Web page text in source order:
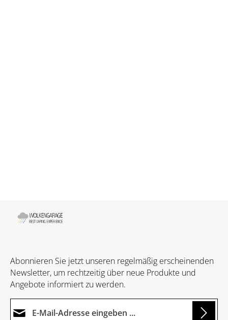
Abonnieren Sie jetzt unseren regelmäßig erscheinenden
Newsletter, um rechtzeitig über neue Produkte und
Angebote informiert zu werden.